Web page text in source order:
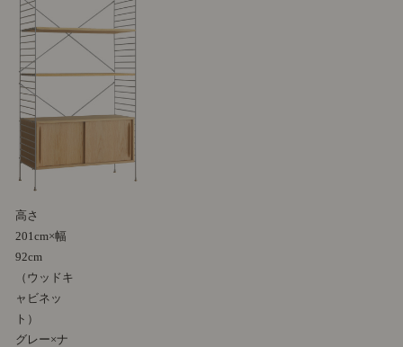
高さ
201cm×幅
92cm
（ウッドキ
ャビネッ
ト）
グレー×ナ